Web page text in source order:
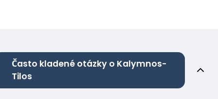
Často kladené otázky o Kalymnos-
Tilos